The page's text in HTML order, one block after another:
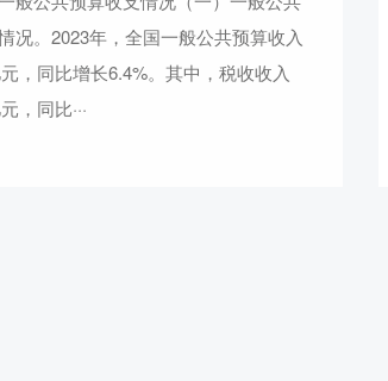
况。2023年，全国一般公共预算收入
，同比增长6.4%。其中，税收收入
，同比···